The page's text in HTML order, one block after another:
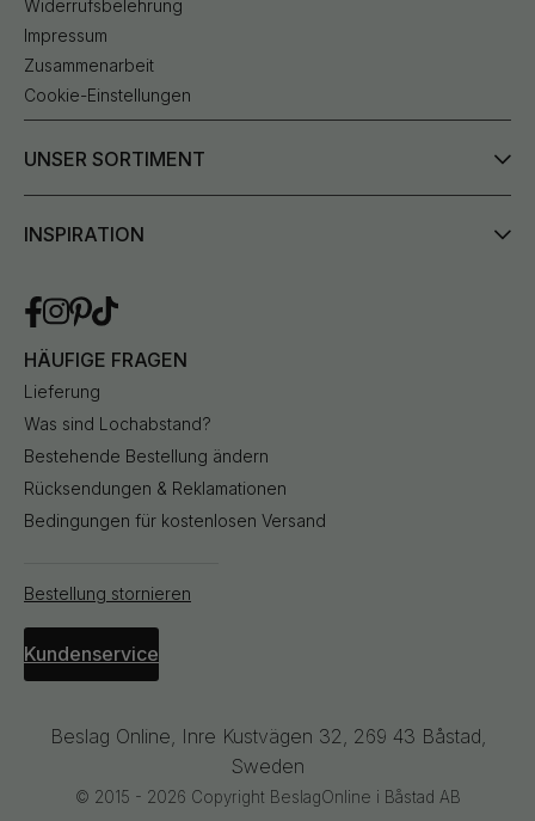
Widerrufsbelehrung
Impressum
Zusammenarbeit
Cookie-Einstellungen
UNSER SORTIMENT
INSPIRATION
HÄUFIGE FRAGEN
Lieferung
Was sind Lochabstand?
Bestehende Bestellung ändern
Rücksendungen & Reklamationen
Bedingungen für kostenlosen Versand
Bestellung stornieren
Kundenservice
Beslag Online, Inre Kustvägen 32, 269 43 Båstad,
Sweden
© 2015 - 2026 Copyright BeslagOnline i Båstad AB